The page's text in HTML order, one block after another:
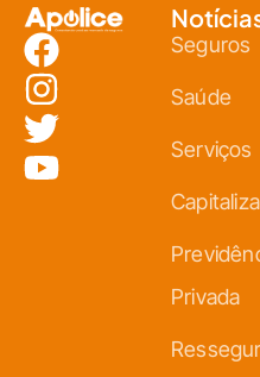
Seguros
Saúde
Serviços
Privada